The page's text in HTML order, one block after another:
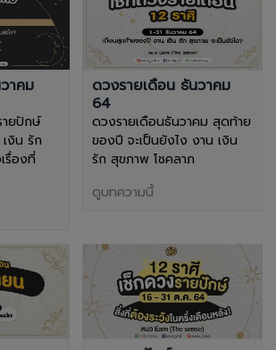
าคม
ยปักษ์
งิน รัก
รื่องที่
ดวงรายเดือน ธันวาคม
64
ดวงรายเดือนธันวาคม สุดท้าย
ของปี จะเป็นยังไง งาน เงิน
รัก สุขภาพ โชคลาภ
ดูบทความนี้